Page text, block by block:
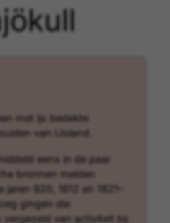
met ijs bedekte
van IJsland.
eens in de paar
bronnen melden
920, 1612 en 1821–
gingen die
van activiteit bij